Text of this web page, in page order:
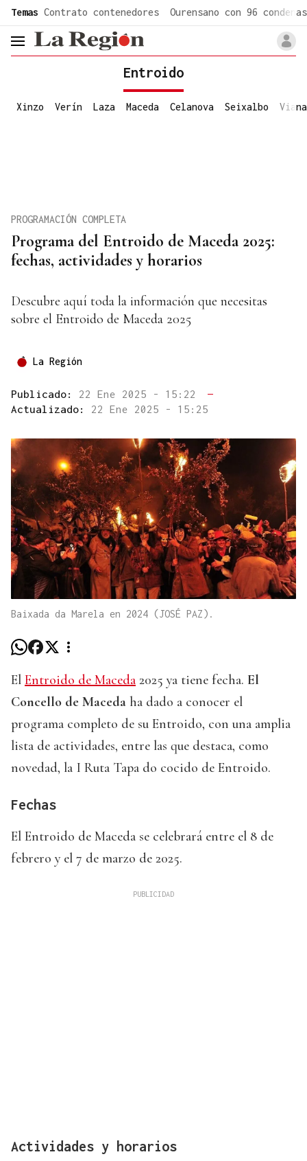
Temas Contrato contenedores Ourensano con 96 condenas
header.menu.open
Entroido
Xinzo Verín Laza Maceda Celanova Seixalbo Viana
Programa del Entroido de Maceda 2025:
fechas, actividades y horarios
PROGRAMACIÓN COMPLETA
Descubre aquí toda la información que necesitas
sobre el Entroido de Maceda 2025
La Región
Publicado: 22 Ene 2025 - 15:22
—
Actualizado: 22 Ene 2025 - 15:25
Baixada da Marela en 2024 (JOSÉ PAZ).
El Entroido de Maceda 2025 ya tiene fecha. El
Concello de Maceda ha dado a conocer el
programa completo de su Entroido, con una amplia
lista de actividades, entre las que destaca, como
novedad, la I Ruta Tapa do cocido de Entroido.
Fechas
El Entroido de Maceda se celebrará entre el 8 de
febrero y el 7 de marzo de 2025.
Actividades y horarios